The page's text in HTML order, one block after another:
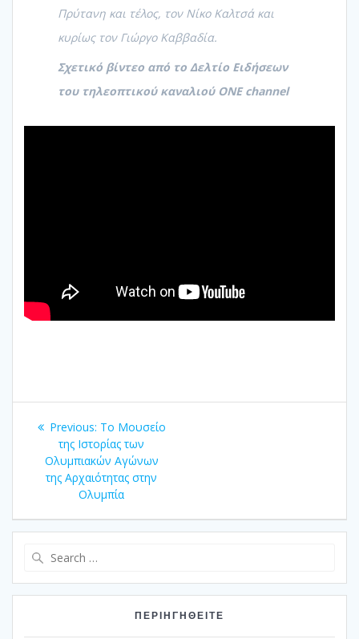
Πρύτανη και τέλος, τον Νίκο Καλτσά και
κυρίως τον Γιώργο Καββαδία.
Σχετικό βίντεο από το Δελτίο Ειδήσεων
του τηλεοπτικού καναλιού ONE channel
Πλοήγηση
άρθρων
Previous: Previous
post:
Το Μουσείο
της Ιστορίας των
Ολυμπιακών Αγώνων
της Αρχαιότητας στην
Ολυμπία
ΠΕΡΙΗΓΗΘΕΊΤΕ